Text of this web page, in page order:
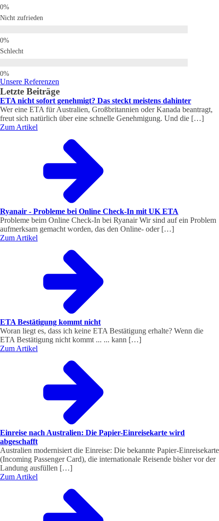
Nicht zufrieden
Schlecht
Unsere Referenzen
Letzte Beiträge
ETA nicht sofort genehmigt? Das steckt meistens dahinter
Wer eine ETA für Australien, Großbritannien oder Kanada beantragt,
freut sich natürlich über eine schnelle Genehmigung. Und die […]
Zum Artikel
Ryanair - Probleme bei Online Check-In mit UK ETA
Probleme beim Online Check-In bei Ryanair Wir sind auf ein Problem
aufmerksam gemacht worden, das den Online- oder […]
Zum Artikel
ETA Bestätigung kommt nicht
Woran liegt es, dass ich keine ETA Bestätigung erhalte? Wenn die
ETA Bestätigung nicht kommt ... ... kann […]
Zum Artikel
Einreise nach Australien: Die Papier-Einreisekarte wird
abgeschafft
Australien modernisiert die Einreise: Die bekannte Papier-Einreisekarte
(Incoming Passenger Card), die internationale Reisende bisher vor der
Landung ausfüllen […]
Zum Artikel